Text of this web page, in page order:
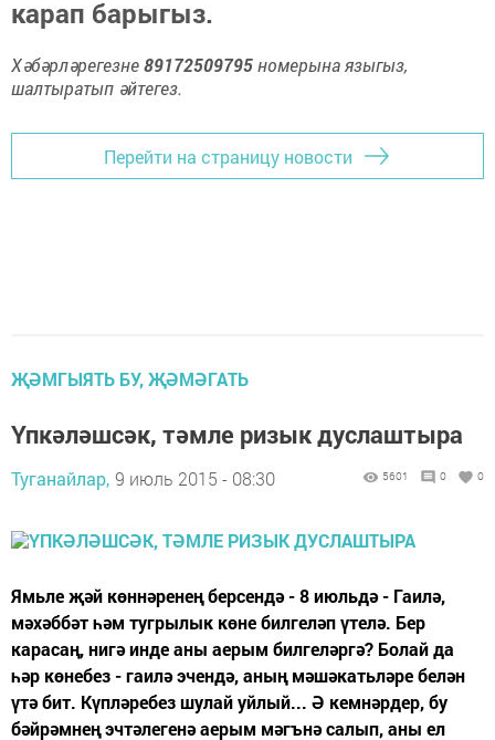
карап барыгыз.
Хәбәрләрегезне89172509795номерына языгыз,
шалтыратып әйтегез.
Перейти на страницу новости
ҖӘМГЫЯТЬ БУ, ҖӘМӘГАТЬ
Үпкәләшсәк, тәмле ризык дуслаштыра
Туганайлар, 9 июль 2015 - 08:30 5601 0 0
Ямьле җәй көннәренең берсендә - 8 июльдә - Гаилә,
мәхәббәт һәм тугрылык көне билгеләп үтелә. Бер
карасаң, нигә инде аны аерым билгеләргә? Болай да
һәр көнебез - гаилә эчендә, аның мәшәкатьләре белән
үтә бит. Күпләребез шулай уйлый... Ә кемнәрдер, бу
бәйрәмнең эчтәлегенә аерым мәгънә салып, аны ел